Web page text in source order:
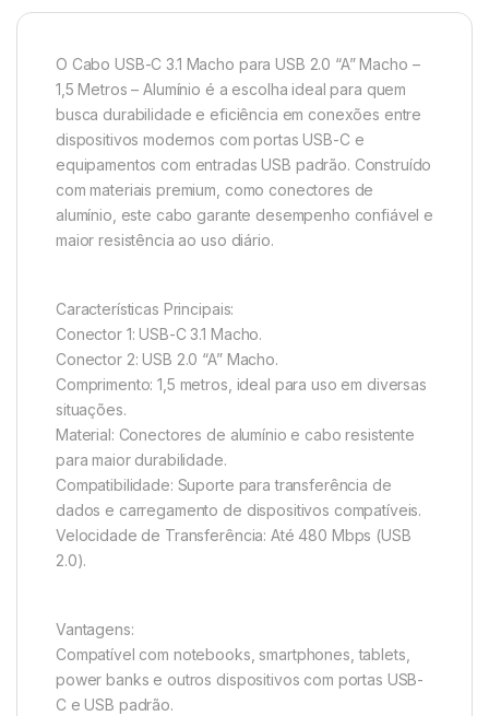
O Cabo USB-C 3.1 Macho para USB 2.0 “A” Macho –
1,5 Metros – Alumínio é a escolha ideal para quem
busca durabilidade e eficiência em conexões entre
dispositivos modernos com portas USB-C e
equipamentos com entradas USB padrão. Construído
com materiais premium, como conectores de
alumínio, este cabo garante desempenho confiável e
maior resistência ao uso diário.
Características Principais:
Conector 1: USB-C 3.1 Macho.
Conector 2: USB 2.0 “A” Macho.
Comprimento: 1,5 metros, ideal para uso em diversas
situações.
Material: Conectores de alumínio e cabo resistente
para maior durabilidade.
Compatibilidade: Suporte para transferência de
dados e carregamento de dispositivos compatíveis.
Velocidade de Transferência: Até 480 Mbps (USB
2.0).
Vantagens:
Compatível com notebooks, smartphones, tablets,
power banks e outros dispositivos com portas USB-
C e USB padrão.